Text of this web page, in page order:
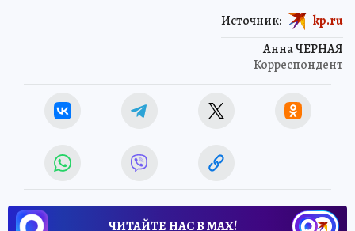
Анна ЧЕРНАЯ
Корреспондент
Источник: kp.ru
ЧИТАЙТЕ НАС В МАХ!